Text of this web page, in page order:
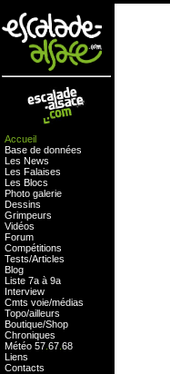
Accueil
Base de données
Les News
Les Falaises
Les Blocs
Photo galerie
Dessins
Grimpeurs
Vidéos
Forum
Compétitions
Tests/Articles
Blog
Liste 7a à 9a
Interview
Cmts voie/médias
Topo/ailleurs
Boutique/Shop
Chroniques
Météo 57 67 68
Liens
Contacts